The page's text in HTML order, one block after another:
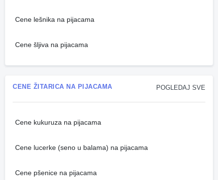
Cene lešnika na pijacama
Cene šljiva na pijacama
POGLEDAJ SVE
CENE ŽITARICA NA PIJACAMA
Cene kukuruza na pijacama
Cene lucerke (seno u balama) na pijacama
Cene pšenice na pijacama